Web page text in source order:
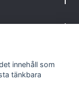
innehåll som
tänkbara